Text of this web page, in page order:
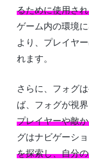
るために使用さ
ゲーム内の環境
より、プレイヤ
れます。
さらに、フォグ
ば、フォグが視
プレイヤーや敵
グはナビゲーシ
を探索し、自分